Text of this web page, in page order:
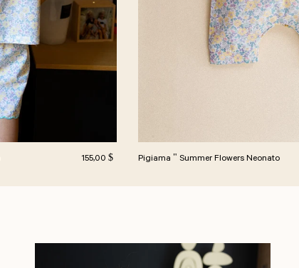
Prezzo normale
155,00 $ Pigiama " Summer Flowers Neonato